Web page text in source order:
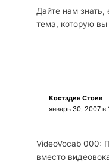
Дайте нам знать,
тема, которую вы
Костадин Стоив
январь 30, 2007 в
VideoVocab 000:
вместо